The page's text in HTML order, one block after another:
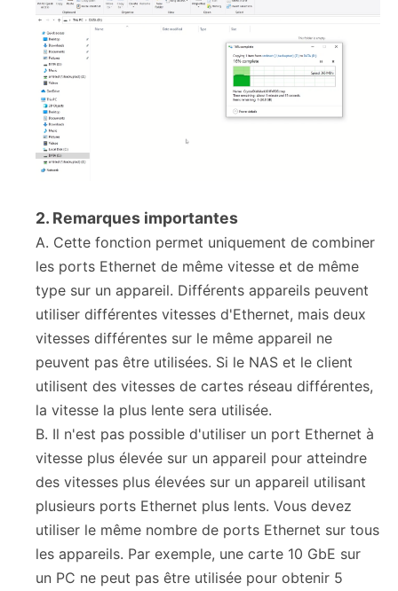
2. Remarques importantes
A. Cette fonction permet uniquement de combiner
les ports Ethernet de même vitesse et de même
type sur un appareil. Différents appareils peuvent
utiliser différentes vitesses d'Ethernet, mais deux
vitesses différentes sur le même appareil ne
peuvent pas être utilisées. Si le NAS et le client
utilisent des vitesses de cartes réseau différentes,
la vitesse la plus lente sera utilisée.
B. Il n'est pas possible d'utiliser un port Ethernet à
vitesse plus élevée sur un appareil pour atteindre
des vitesses plus élevées sur un appareil utilisant
plusieurs ports Ethernet plus lents. Vous devez
utiliser le même nombre de ports Ethernet sur tous
les appareils. Par exemple, une carte 10 GbE sur
un PC ne peut pas être utilisée pour obtenir 5